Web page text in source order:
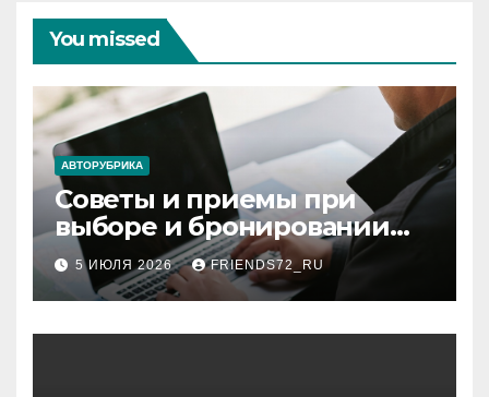
You missed
АВТОРУБРИКА
Советы и приемы при
выборе и бронировании
авиабилетов
5 ИЮЛЯ 2026 FRIENDS72_RU